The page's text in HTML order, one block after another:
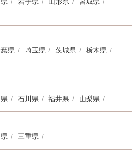
県 埼玉県 茨城県
栃木県
石川県 福井県 山梨県
三重県